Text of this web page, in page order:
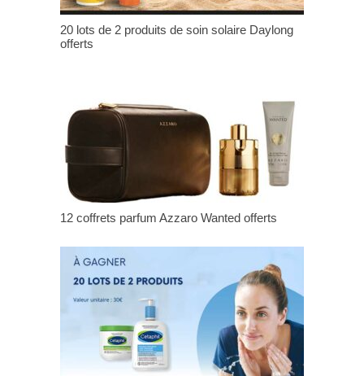
20 lots de 2 produits de soin solaire Daylong
offerts
12 coffrets parfum Azzaro Wanted offerts